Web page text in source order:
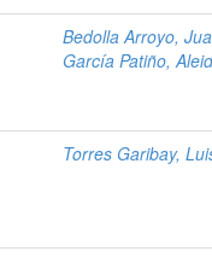
Bedolla Arroyo,
García Patiño,
Torres Garibay,